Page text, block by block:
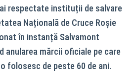
respectate instituții de salvare
Națională de Cruce Roșie
în instanță Salvamont
anularea mărcii oficiale pe care
folosesc de peste 60 de ani.